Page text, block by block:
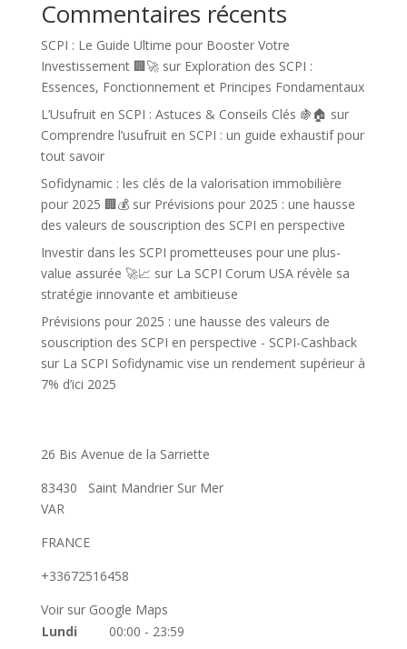
Commentaires récents
SCPI : Le Guide Ultime pour Booster Votre
Investissement 🏢🚀sur Exploration des SCPI :
Essences, Fonctionnement et Principes Fondamentaux
L’Usufruit en SCPI : Astuces & Conseils Clés 🍇🏠 sur
Comprendre l’usufruit en SCPI : un guide exhaustif pour
tout savoir
Sofidynamic : les clés de la valorisation immobilière
pour 2025 🏢💰sur Prévisions pour 2025 : une hausse
des valeurs de souscription des SCPI en perspective
Investir dans les SCPI prometteuses pour une plus-
value assurée 🚀📈 sur La SCPI Corum USA révèle sa
stratégie innovante et ambitieuse
Prévisions pour 2025 : une hausse des valeurs de
souscription des SCPI en perspective - SCPI-Cashback
sur La SCPI Sofidynamic vise un rendement supérieur à
7% d’ici 2025
26 Bis Avenue de la Sarriette
83430
Saint Mandrier Sur Mer
VAR
FRANCE
+33672516458
Voir sur Google Maps
Lundi
00:00 - 23:59